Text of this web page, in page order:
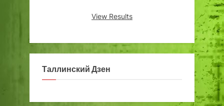
View Results
Таллинский Дзен